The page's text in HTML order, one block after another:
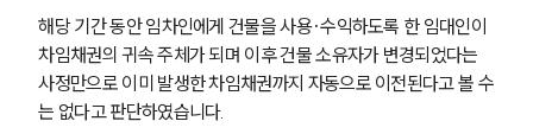
해당 기간 동안 임차인에게 건물을 사용·수익하도록 한 임대인이
차임채권의 귀속 주체가 되며 이후 건물 소유자가 변경되었다는
사정만으로 이미 발생한 차임채권까지 자동으로 이전된다고 볼 수
는 없다고 판단하였습니다.